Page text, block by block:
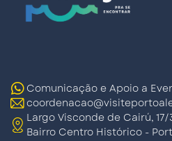
Comunicação e Apoio a
Largo Visconde de Cairú, 17/
Bairro Centro Histórico -